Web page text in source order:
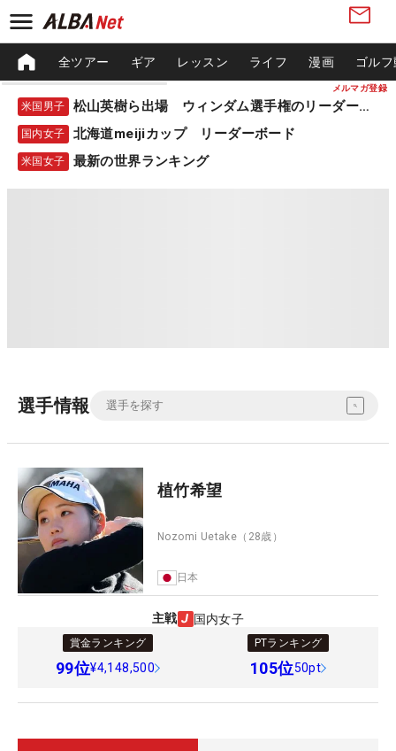
メルマガ登録
全ツアー ギア レッスン ライフ 漫画 ゴル
米国男子 松山英樹ら出場 ウィンダム選手権のリーダーボード
国内女子 北海道meijiカップ リーダーボード
米国女子 最新の世界ランキング
選手情報
植竹希望
Nozomi Uetake （28歳）
日本
主戦 国内女子
賞金ランキング
99位¥4,148,500
PTランキング
105位50pt